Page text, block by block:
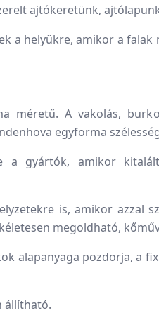
ajtókeretünk,
a helyükre, amikor a
méretű. A vakolás,
egyforma
a gyártók, amikor
is, amikor azzal
megoldható,
alapanyaga pozdorja, a
állítható.